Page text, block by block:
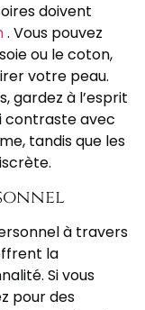
doivent
. Vous pouvez
ou le coton,
votre peau.
gardez à l’esprit
contraste avec
tandis que les
à travers
la
Si vous
pour des